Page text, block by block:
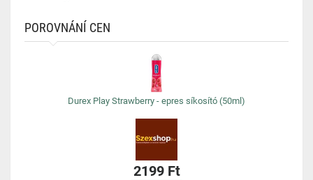
POROVNÁNÍ CEN
Durex Play Strawberry - epres síkosító (50ml)
2199 Ft